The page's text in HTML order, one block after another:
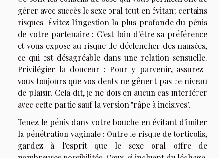
gérer avec succès le sexe oral tout en évitant certains
risques. Évitez l'ingestion la plus profonde du pénis
de votre partenaire : C'est loin d'être sa préférence
et vous expose au risque de déclencher des nausées,
ce qui est désagréable dans une relation sensuelle.
Privilégier la douceur : Pour y parvenir, assurez-
vous toujours que vos dents ne gênent pas ce niveau
de plaisir. Cela dit, je ne dois en aucun cas interférer
avec cette partie sauf la version "râpe à incisives".
Tenez le pénis dans votre bouche en évitant d'imiter
la pénétration vaginale : Outre le risque de torticolis,
gardez à l'esprit que le sexe oral offre de